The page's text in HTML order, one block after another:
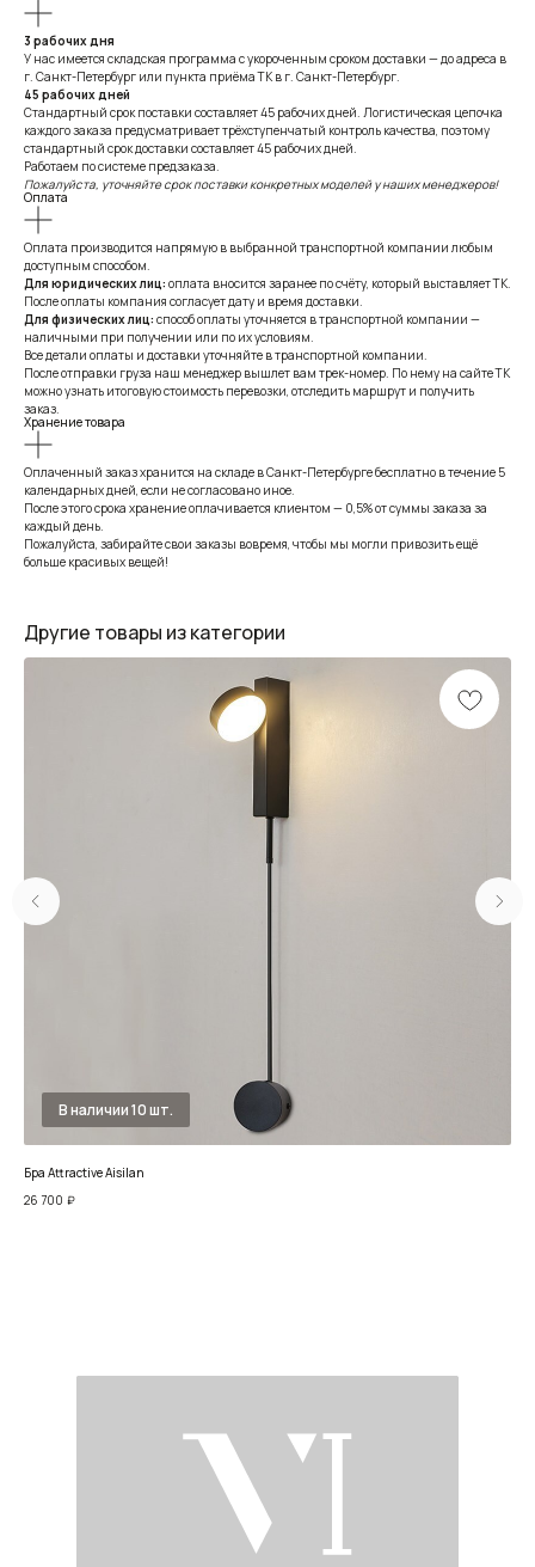
3 рабочих дня
У нас имеется складская программа с укороченным сроком доставки — до адреса в
г. Санкт-Петербург или пункта приёма ТК в г. Санкт-Петербург.
45 рабочих дней
Стандартный срок поставки составляет 45 рабочих дней. Логистическая цепочка
каждого заказа предусматривает трёхступенчатый контроль качества, поэтому
стандартный срок доставки составляет 45 рабочих дней.
Работаем по системе предзаказа.
Пожалуйста, уточняйте срок поставки конкретных моделей у наших менеджеров!
Оплата
Оплата производится напрямую в выбранной транспортной компании любым
доступным способом.
Для юридических лиц: оплата вносится заранее по счёту, который выставляет ТК.
После оплаты компания согласует дату и время доставки.
Для физических лиц: способ оплаты уточняется в транспортной компании —
наличными при получении или по их условиям.
Все детали оплаты и доставки уточняйте в транспортной компании.
После отправки груза наш менеджер вышлет вам трек-номер. По нему на сайте ТК
можно узнать итоговую стоимость перевозки, отследить маршрут и получить
заказ.
Хранение товара
Оплаченный заказ хранится на складе в Санкт-Петербурге бесплатно в течение 5
календарных дней, если не согласовано иное.
После этого срока хранение оплачивается клиентом — 0,5% от суммы заказа за
каждый день.
Пожалуйста, забирайте свои заказы вовремя, чтобы мы могли привозить ещё
больше красивых вещей!
Другие товары из категории
Бра Attractive Aisilan
26 700 ₽